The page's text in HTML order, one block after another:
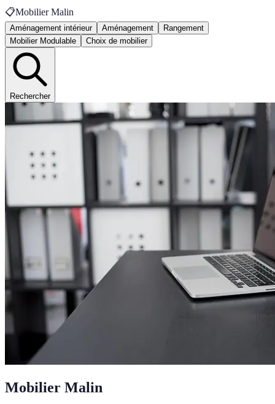
📋Mobilier Malin
Aménagement intérieur Aménagement
Rangement
Mobilier Modulable
Choix de mobilier
Rechercher
Mobilier Malin